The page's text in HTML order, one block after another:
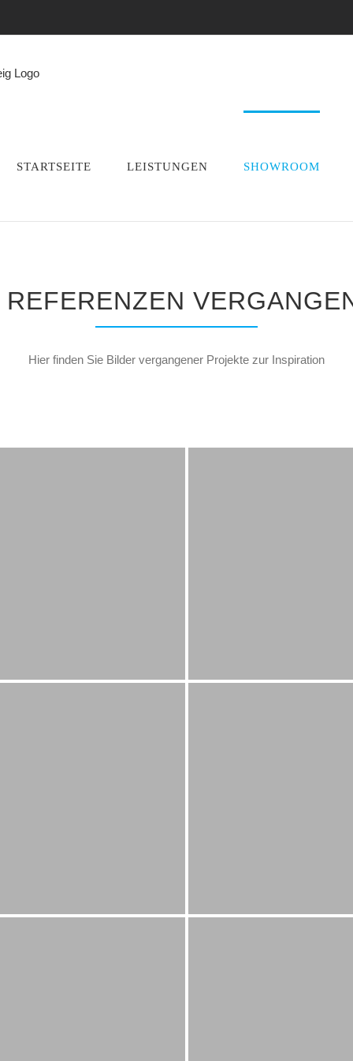
STARTSEITE LEISTUNGEN SHOWROOM
Hier finden Sie Bilder vergangener Projekte zur Inspiration